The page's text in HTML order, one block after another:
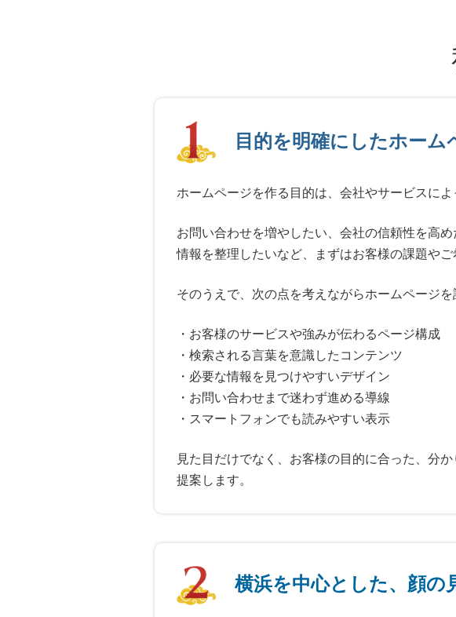
目的を明確にしたホーム
ホームページを作る目的は、会社やサービスによ
お問い合わせを増やしたい、会社の信頼性を高
情報を整理したいなど、まずはお客様の課題やご
そのうえで、次の点を考えながらホームページを
・お客様のサービスや強みが伝わるページ構成
・検索される言葉を意識したコンテンツ
・必要な情報を見つけやすいデザイン
・お問い合わせまで迷わず進める導線
・スマートフォンでも読みやすい表示
見た目だけでなく、お客様の目的に合った、分
提案します。
横浜を中心とした、顔の